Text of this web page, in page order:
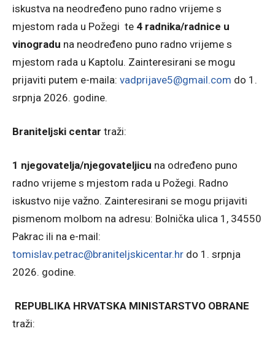
iskustva na neodređeno puno radno vrijeme s
mjestom rada u Požegi te 4 radnika/radnice u
vinogradu na neodređeno puno radno vrijeme s
mjestom rada u Kaptolu. Zainteresirani se mogu
prijaviti putem e-maila: vadprijave5@gmail.com do 1.
srpnja 2026. godine.
Braniteljski centar traži:
1 njegovatelja/njegovateljicu na određeno puno
radno vrijeme s mjestom rada u Požegi. Radno
iskustvo nije važno. Zainteresirani se mogu prijaviti
pismenom molbom na adresu: Bolnička ulica 1, 34550
Pakrac ili na e-mail:
tomislav.petrac@braniteljskicentar.hr do 1. srpnja
2026. godine.
REPUBLIKA HRVATSKA MINISTARSTVO OBRANE
traži: